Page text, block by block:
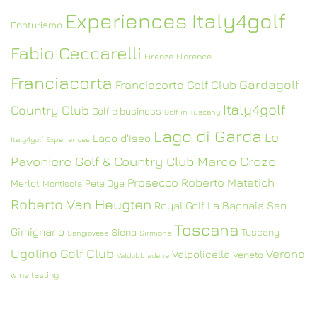
Enoturismo Experiences Italy4golf
Fabio Ceccarelli Firenze Florence
Franciacorta Franciacorta Golf Club Gardagolf
Country Club Golf e business Golf in Tuscany Italy4golf
Italy4golf Experiences Lago d'Iseo Lago di Garda Le
Pavoniere Golf & Country Club Marco Croze
Merlot Montisola Pete Dye Prosecco Roberto Matetich
Roberto Van Heugten Royal Golf La Bagnaia San
Gimignano Sangiovese Siena Sirmione Toscana Tuscany
Ugolino Golf Club Valdobbiadene Valpolicella Veneto Verona
wine tasting